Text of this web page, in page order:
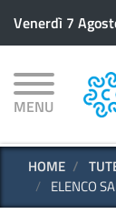
Venerdì 7
MENU
HOME
ELENCO